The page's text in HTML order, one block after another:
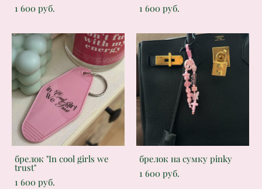
1 600 pуб.
1 600 pуб.
брелок "In cool girls we
trust"
1 600 pуб.
брелок на сумку pinky
1 600 pуб.